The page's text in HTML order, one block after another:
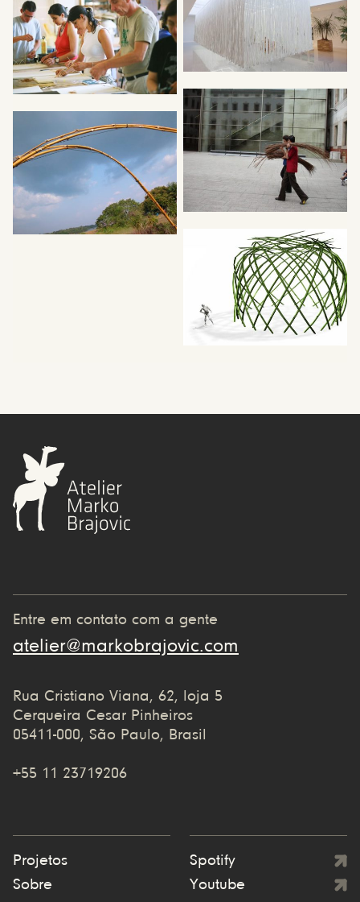
Entre em contato com a gente
atelier@markobrajovic.com
Rua Cristiano Viana, 62, loja 5
Cerqueira Cesar Pinheiros
05411-000, São Paulo, Brasil
+55 11 23719206
Projetos
Sobre
Spotify
Youtube